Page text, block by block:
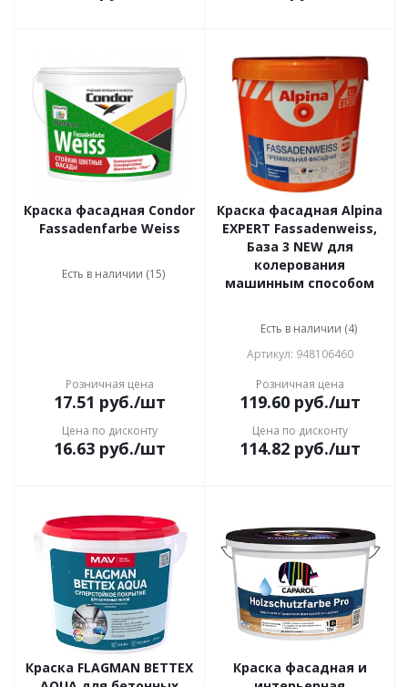
Краска фасадная Condor
Fassadenfarbe Weiss
Есть в наличии (15)
Розничная цена
17.51 руб./шт
Цена по дисконту
16.63руб./шт
Краска фасадная Alpina
EXPERT Fassadenweiss,
База 3 NEW для
колерования
машинным способом
Есть в наличии (4)
Артикул: 948106460
Розничная цена
119.60руб./шт
Цена по дисконту
114.82руб./шт
Краска FLAGMAN BETTEX
Краска фасадная и